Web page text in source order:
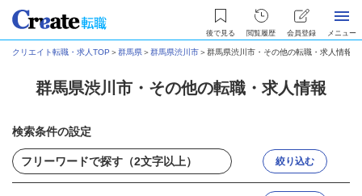
後で見る 閲覧履歴 会員登録 メニュー
クリエイト転職・求人TOP ＞群馬県＞群馬県渋川市＞群馬県渋川市・その他の転職・求人情報
群馬県渋川市・その他の転職・求人情報
検索条件の設定
絞り込む